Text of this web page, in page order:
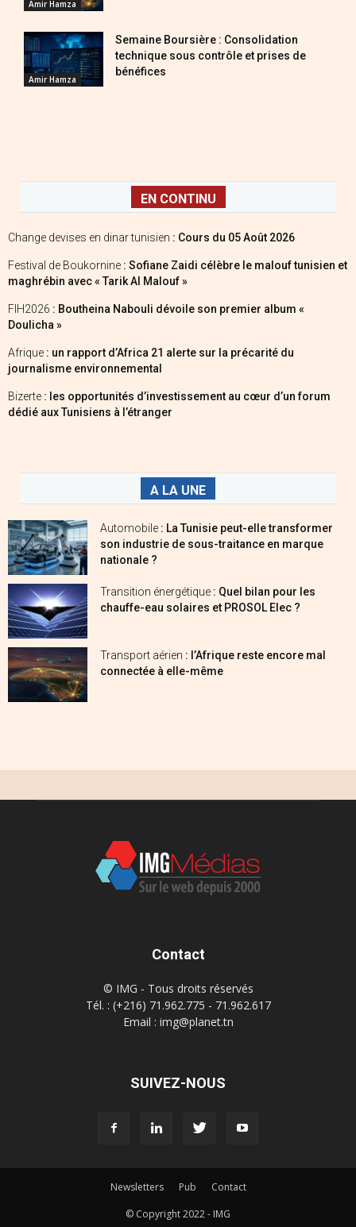
Amir Hamza
Amir Hamza
Semaine Boursière : Consolidation
technique sous contrôle et prises de
bénéfices
EN CONTINU
Change devises en dinar tunisien : Cours du 05 Août 2026
Festival de Boukornine : Sofiane Zaidi célèbre le malouf tunisien et
maghrébin avec « Tarik Al Malouf »
FIH2026 : Boutheina Nabouli dévoile son premier album «
Doulicha »
Afrique : un rapport d’Africa 21 alerte sur la précarité du
journalisme environnemental
Bizerte : les opportunités d’investissement au cœur d’un forum
dédié aux Tunisiens à l’étranger
A LA UNE
Automobile : La Tunisie peut-elle transformer
son industrie de sous-traitance en marque
nationale ?
Transition énergétique : Quel bilan pour les
chauffe-eau solaires et PROSOL Elec ?
Transport aérien : l’Afrique reste encore mal
connectée à elle-même
Contact
© IMG - Tous droits réservés
Tél. : (+216) 71.962.775 - 71.962.617
Email : img@planet.tn
SUIVEZ-NOUS
Newsletters Pub
Contact
© Copyright 2022 - IMG